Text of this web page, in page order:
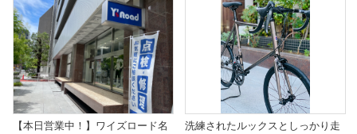
【本日営業中！】ワイズロード名
洗練されたルックスとしっかり走